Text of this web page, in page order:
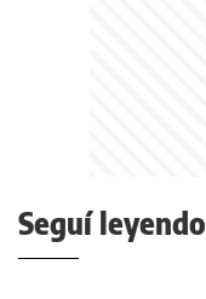
Seguí leyendo